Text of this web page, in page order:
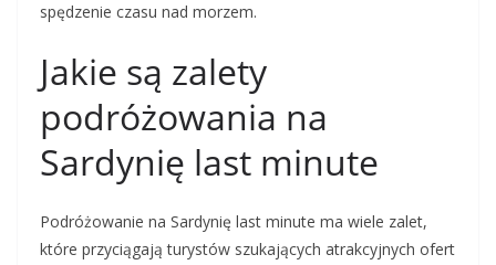
spędzenie czasu nad morzem.
Jakie są zalety
podróżowania na
Sardynię last minute
Podróżowanie na Sardynię last minute ma wiele zalet,
które przyciągają turystów szukających atrakcyjnych ofert